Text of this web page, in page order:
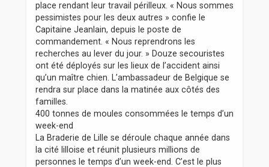
place rendant leur travail périlleux. « Nous sommes
pessimistes pour les deux autres » confie le
Capitaine Jeanlain, depuis le poste de
commandement. « Nous reprendrons les
recherches au lever du jour. » Douze secouristes
ont été déployés sur les lieux de l’accident ainsi
qu’un maître chien. L’ambassadeur de Belgique se
rendra sur place dans la matinée aux côtés des
familles.
400 tonnes de moules consommées le temps d’un
week-end
La Braderie de Lille se déroule chaque année dans
la cité lilloise et réunit plusieurs millions de
personnes le temps d’un week-end. C’est le plus